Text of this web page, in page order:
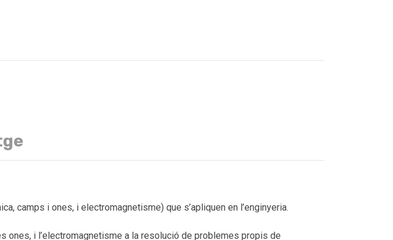
camps i ones, i electromagnetisme) que s’apliquen en l’enginyeria.
ones, i l’electromagnetisme a la resolució de problemes propis de